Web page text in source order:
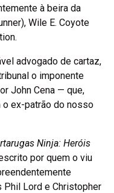
à beira da
Wile E. Coyote
advogado de cartaz,
o imponente
John Cena — que,
o ex-patrão do nosso
Ninja: Heróis
por quem o viu
Phil Lord e Christopher